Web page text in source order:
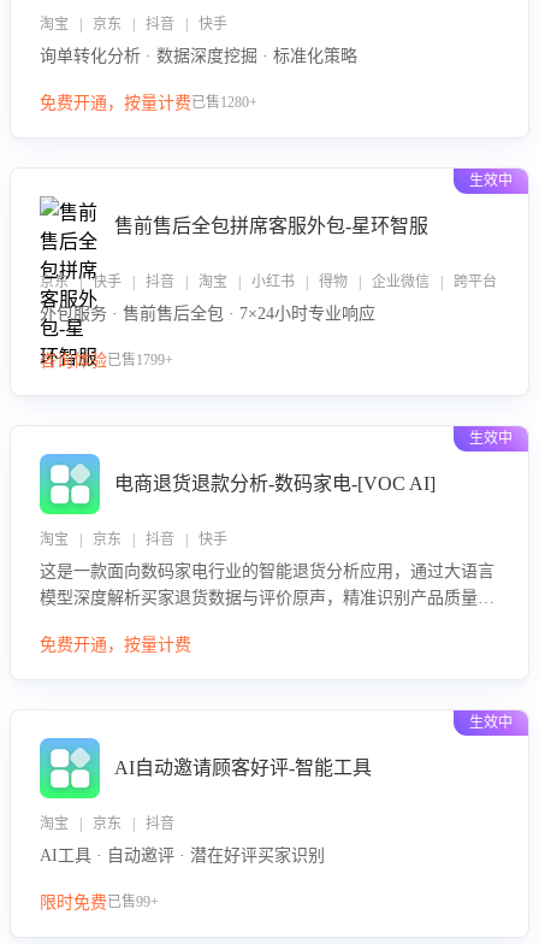
淘宝 | 京东 | 抖音 | 快手
询单转化分析 · 数据深度挖掘 · 标准化策略
免费开通，按量计费已售1280+
生效中
售前售后全包拼席客服外包-星环智服
京东 | 快手 | 抖音 | 淘宝 | 小红书 | 得物 | 企业微信 | 跨平台
外包服务 · 售前售后全包 · 7×24小时专业响应
咨询体验已售1799+
生效中
电商退货退款分析-数码家电-[VOC AI]
淘宝 | 京东 | 抖音 | 快手
这是一款面向数码家电行业的智能退货分析应用，通过大语言
模型深度解析买家退货数据与评价原声，精准识别产品质量、
议，通过挖掘用户痛点驱动产品迭代，从根本上降低退货率，
免费开通，按量计费
生效中
AI自动邀请顾客好评-智能工具
淘宝 | 京东 | 抖音
AI工具 · 自动邀评 · 潜在好评买家识别
限时免费已售99+